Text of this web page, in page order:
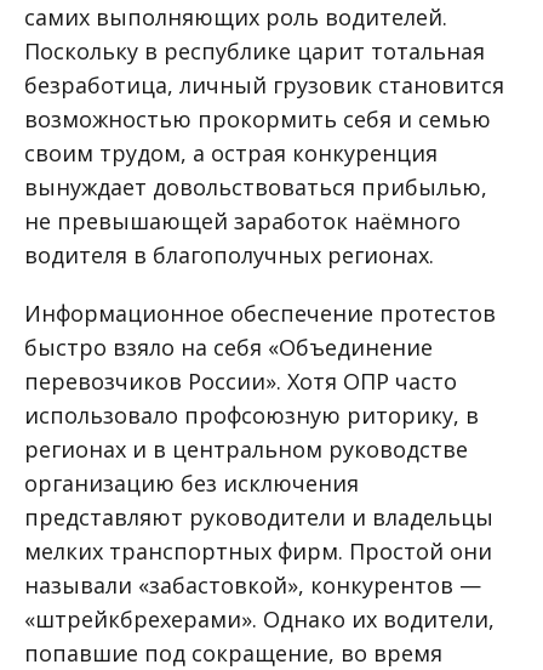
самих выполняющих роль водителей.
Поскольку в республике царит тотальная
безработица, личный грузовик становится
возможностью прокормить себя и семью
своим трудом, а острая конкуренция
вынуждает довольствоваться прибылью,
не превышающей заработок наёмного
водителя в благополучных регионах.
Информационное обеспечение протестов
быстро взяло на себя «Объединение
перевозчиков России». Хотя ОПР часто
использовало профсоюзную риторику, в
регионах и в центральном руководстве
организацию без исключения
представляют руководители и владельцы
мелких транспортных фирм. Простой они
называли «забастовкой», конкурентов —
«штрейкбрехерами». Однако их водители,
попавшие под сокращение, во время